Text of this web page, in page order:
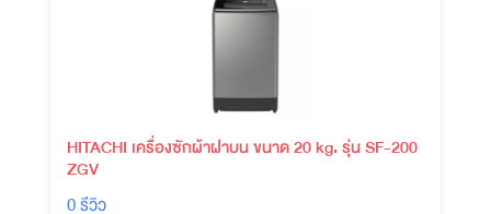
HITACHI เครื่องซักผ้าฝาบน ขนาด 20 kg. รุ่น SF-200
ZGV
0 รีวิว